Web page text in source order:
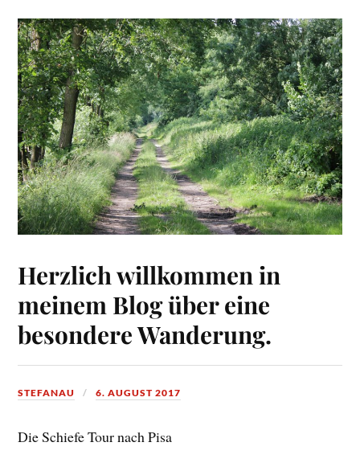
Herzlich willkommen in
meinem Blog über eine
besondere Wanderung.
STEFANAU 6. AUGUST 2017
Die Schiefe Tour nach Pisa